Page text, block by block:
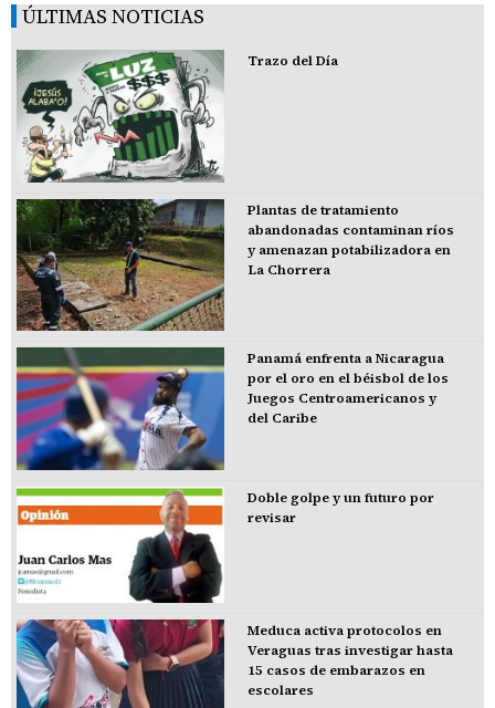
ÚLTIMAS NOTICIAS
Trazo del Día
Plantas de tratamiento
abandonadas contaminan ríos
y amenazan potabilizadora en
La Chorrera
Panamá enfrenta a Nicaragua
por el oro en el béisbol de los
Juegos Centroamericanos y
del Caribe
Doble golpe y un futuro por
revisar
Meduca activa protocolos en
Veraguas tras investigar hasta
15 casos de embarazos en
escolares